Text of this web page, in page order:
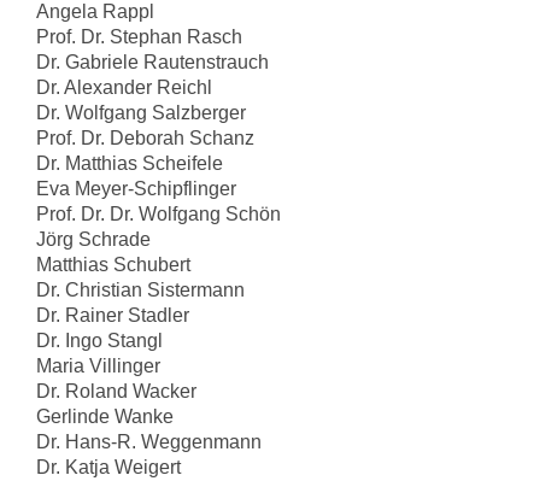
Angela Rappl
Prof. Dr. Stephan Rasch
Dr. Gabriele Rautenstrauch
Dr. Alexander Reichl
Dr. Wolfgang Salzberger
Prof. Dr. Deborah Schanz
Dr. Matthias Scheifele
Eva Meyer-Schipflinger
Prof. Dr. Dr. Wolfgang Schön
Jörg Schrade
Matthias Schubert
Dr. Christian Sistermann
Dr. Rainer Stadler
Dr. Ingo Stangl
Maria Villinger
Dr. Roland Wacker
Gerlinde Wanke
Dr. Hans-R. Weggenmann
Dr. Katja Weigert